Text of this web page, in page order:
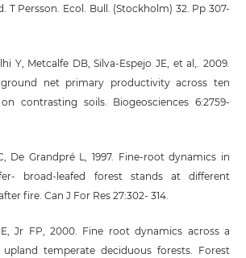
T Persson. Ecol. Bull. (Stockholm) 32. Pp 307-
Y, Metcalfe DB, Silva-Espejo JE, et al,. 2009.
net primary productivity across ten
contrasting soils. Biogeosciences 6:2759-
De Grandpré L, 1997. Fine-root dynamics in
broad-leafed forest stands at different
fire. Can J For Res 27:302- 314.
Jr FP, 2000. Fine root dynamics across a
temperate deciduous forests. Forest